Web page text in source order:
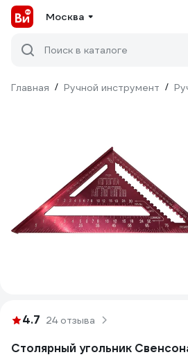
Москва
Поиск в каталоге
Главная / Ручной инструмент /
4.7 24 отзыва
Столярный угольник